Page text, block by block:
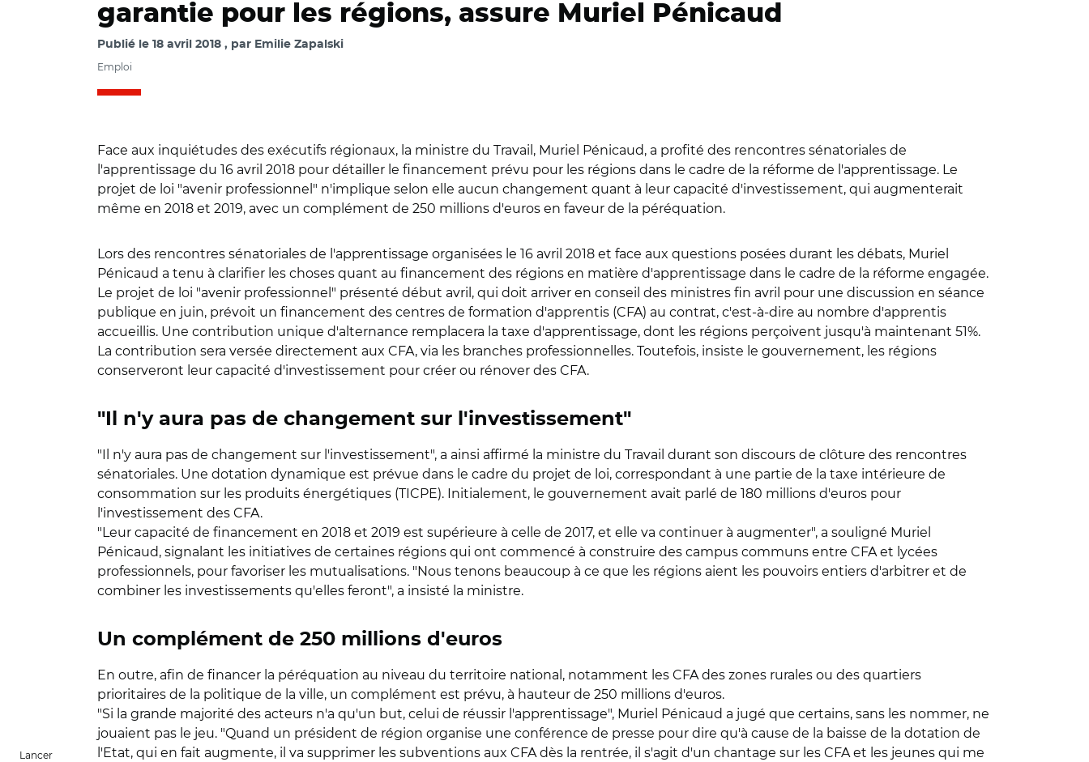
Lancer
garantie pour les régions, assure Muriel Pénicaud
Publié le 18 avril 2018 par Emilie Zapalski
Emploi
Face aux inquiétudes des exécutifs régionaux, la ministre du Travail, Muriel Pénicaud, a profité des rencontres sénatoriales de
l'apprentissage du 16 avril 2018 pour détailler le financement prévu pour les régions dans le cadre de la réforme de l'apprentissage. Le
projet de loi "avenir professionnel" n'implique selon elle aucun changement quant à leur capacité d'investissement, qui augmenterait
même en 2018 et 2019, avec un complément de 250 millions d'euros en faveur de la péréquation.
Lors des rencontres sénatoriales de l'apprentissage organisées le 16 avril 2018 et face aux questions posées durant les débats, Muriel
Pénicaud a tenu à clarifier les choses quant au financement des régions en matière d'apprentissage dans le cadre de la réforme engagée.
Le projet de loi "avenir professionnel" présenté début avril, qui doit arriver en conseil des ministres fin avril pour une discussion en séance
publique en juin, prévoit un financement des centres de formation d'apprentis (CFA) au contrat, c'est-à-dire au nombre d'apprentis
accueillis. Une contribution unique d'alternance remplacera la taxe d'apprentissage, dont les régions perçoivent jusqu'à maintenant 51%.
La contribution sera versée directement aux CFA, via les branches professionnelles. Toutefois, insiste le gouvernement, les régions
conserveront leur capacité d'investissement pour créer ou rénover des CFA.
"Il n'y aura pas de changement sur l'investissement"
"Il n'y aura pas de changement sur l'investissement", a ainsi affirmé la ministre du Travail durant son discours de clôture des rencontres
sénatoriales. Une dotation dynamique est prévue dans le cadre du projet de loi, correspondant à une partie de la taxe intérieure de
consommation sur les produits énergétiques (TICPE). Initialement, le gouvernement avait parlé de 180 millions d'euros pour
l'investissement des CFA.
"Leur capacité de financement en 2018 et 2019 est supérieure à celle de 2017, et elle va continuer à augmenter", a souligné Muriel
Pénicaud, signalant les initiatives de certaines régions qui ont commencé à construire des campus communs entre CFA et lycées
professionnels, pour favoriser les mutualisations. "Nous tenons beaucoup à ce que les régions aient les pouvoirs entiers d'arbitrer et de
combiner les investissements qu'elles feront", a insisté la ministre.
Un complément de 250 millions d'euros
En outre, afin de financer la péréquation au niveau du territoire national, notamment les CFA des zones rurales ou des quartiers
prioritaires de la politique de la ville, un complément est prévu, à hauteur de 250 millions d'euros.
"Si la grande majorité des acteurs n'a qu'un but, celui de réussir l'apprentissage", Muriel Pénicaud a jugé que certains, sans les nommer, ne
jouaient pas le jeu. "Quand un président de région organise une conférence de presse pour dire qu'à cause de la baisse de la dotation de
l'Etat, qui en fait augmente, il va supprimer les subventions aux CFA dès la rentrée, il s'agit d'un chantage sur les CFA et les jeunes qui me